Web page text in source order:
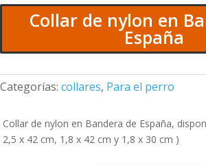
Collar de nylon en
España
Categorías: collares, Para el perro
Collar de nylon en Bandera de España,
2,5 x 42 cm, 1,8 x 42 cm y 1,8 x 30 cm )